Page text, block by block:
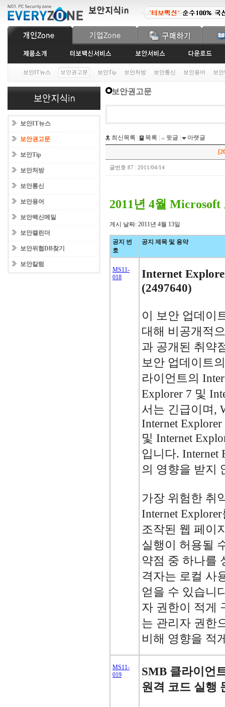
보안IT뉴스 보안권고문 보안Tip 보안처방 보안통신 보안용어 보
보안IT뉴스
보안권고문
보안Tip
보안처방
보안통신
보안용어
보안백신메일
보안캘린더
보안위협DB찾기
보안칼럼
보안권고문
최신목록 목록 윗글
아랫글
글번호 87 2011/04/14
2011년 4월
게시 날짜: 2011년 4월 13일
공지 번
호
공지 제목 및 용약
MS11-
018
Internet
(2497640)
이 보안 업데이
대해 비공개적
과 공개된 취약
보안 업데이트
라이언트의
Explorer 7 및
서는 긴급이며,
Internet
및 Internet
입니다. Internet
의 영향을 받지
가장 위험한 취
Internet
조작된 웹 페이
실행이 허용될
약점 중 하나를
격자는 로컬 사
얻을 수 있습니
자 권한이 적게
는 관리자 권한
비해 영향을 적
MS11-
019
SMB 클라이언
원격 코드 실행